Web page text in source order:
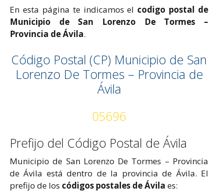
En esta página te indicamos el codigo postal de
Municipio de San Lorenzo De Tormes –
Provincia de Ávila.
Código Postal (CP) Municipio de San
Lorenzo De Tormes – Provincia de
Ávila
05696
Prefijo del Código Postal de Ávila
Municipio de San Lorenzo De Tormes – Provincia
de Ávila está dentro de la provincia de Ávila. El
prefijo de los códigos postales de Ávila es: